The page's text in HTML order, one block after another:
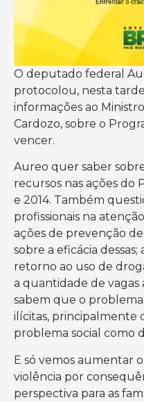
O deputado federal
protocolou, nesta
informações ao
Cardozo, sobre o
vencer.
Aureo quer saber
recursos nas ações do
e 2014. Também
profissionais na
ações de prevenção
sobre a eficácia
retorno ao uso de
a quantidade de vagas
sabem que o
ilícitas, principalmente
problema social como
E só vemos aumentar
violência por
perspectiva para as